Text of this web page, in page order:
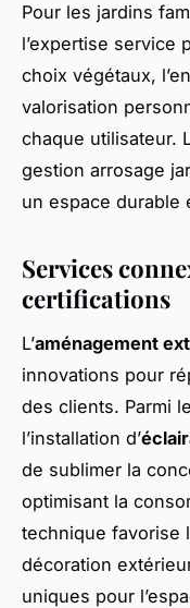
Pour les jardins
l’expertise service
choix végétaux,
valorisation
chaque utilisateur.
gestion arrosage
un espace durable
Services
certifications
L’aménagement
innovations pour
des clients. Parmi
l’installation d’
de sublimer la
optimisant la
technique favorise
décoration
uniques pour